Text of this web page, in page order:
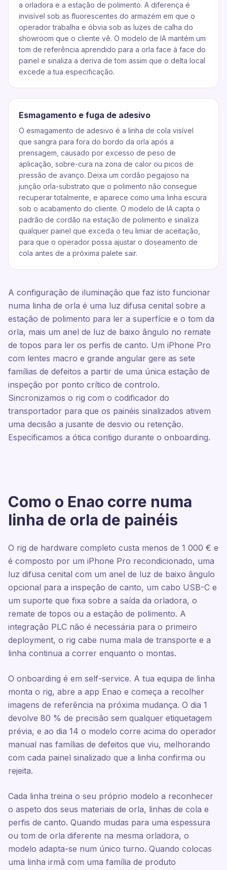
a orladora e a estação de polimento. A diferença é
invisível sob as fluorescentes do armazém em que o
operador trabalha e óbvia sob as luzes de calha do
showroom que o cliente vê. O modelo de IA mantém um
tom de referência aprendido para a orla face à face do
painel e sinaliza a deriva de tom assim que o delta local
excede a tua especificação.
Esmagamento e fuga de adesivo
O esmagamento de adesivo é a linha de cola visível
que sangra para fora do bordo da orla após a
prensagem, causado por excesso de peso de
aplicação, sobre-cura na zona de calor ou picos de
pressão de avanço. Deixa um cordão pegajoso na
junção orla-substrato que o polimento não consegue
recuperar totalmente, e aparece como uma linha escura
sob o acabamento do cliente. O modelo de IA capta o
padrão de cordão na estação de polimento e sinaliza
qualquer painel que exceda o teu limiar de aceitação,
para que o operador possa ajustar o doseamento de
cola antes de a próxima palete sair.
A configuração de iluminação que faz isto funcionar
numa linha de orla é uma luz difusa cenital sobre a
estação de polimento para ler a superfície e o tom da
orla, mais um anel de luz de baixo ângulo no remate
de topos para ler os perfis de canto. Um iPhone Pro
com lentes macro e grande angular gere as sete
famílias de defeitos a partir de uma única estação de
inspeção por ponto crítico de controlo.
Sincronizamos o rig com o codificador do
transportador para que os painéis sinalizados ativem
uma decisão a jusante de desvio ou retenção.
Especificamos a ótica contigo durante o onboarding.
Como o Enao corre numa
linha de orla de painéis
O rig de hardware completo custa menos de 1 000 € e
é composto por um iPhone Pro recondicionado, uma
luz difusa cenital com um anel de luz de baixo ângulo
opcional para a inspeção de canto, um cabo USB-C e
um suporte que fixa sobre a saída da orladora, o
remate de topos ou a estação de polimento. A
integração PLC não é necessária para o primeiro
deployment, o rig cabe numa mala de transporte e a
linha continua a correr enquanto o montas.
O onboarding é em self-service. A tua equipa de linha
monta o rig, abre a app Enao e começa a recolher
imagens de referência na próxima mudança. O dia 1
devolve 80 % de precisão sem qualquer etiquetagem
prévia, e ao dia 14 o modelo corre acima do operador
manual nas famílias de defeitos que viu, melhorando
com cada painel sinalizado que a linha confirma ou
rejeita.
Cada linha treina o seu próprio modelo a reconhecer
o aspeto dos seus materiais de orla, linhas de cola e
perfis de canto. Quando mudas para uma espessura
ou tom de orla diferente na mesma orladora, o
modelo adapta-se num único turno. Quando colocas
uma linha irmã com uma família de produto